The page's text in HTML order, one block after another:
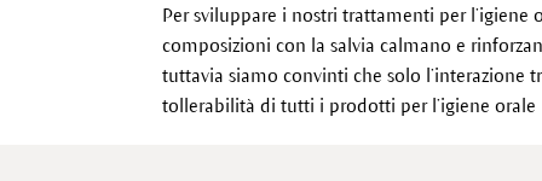
Per sviluppare i nostri trattamenti per
composizioni con la salvia calmano e
tuttavia siamo convinti che solo l’interazione
tollerabilità di tutti i prodotti per l’igiene orale